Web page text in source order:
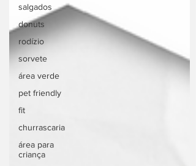
salgados
donuts
rodízio
sorvete
área verde
pet friendly
fit
churrascaria
área para
criança